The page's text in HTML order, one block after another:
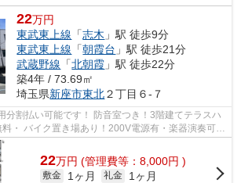
22万円
東武東上線 「志木 」駅 徒歩9分
東武東上線 「朝霞台 」駅 徒歩21分
武蔵野線 「北朝霞 」駅 徒歩22分
築4年 / 73.69㎡
埼玉県新座市東北２丁目６-７
分割払い可能です！ 防音室つき！3階建てテラスハ
・ バイク置き場あり！200V電源有・楽器演奏可・
相談可・玄関に...
22万円 (管理費等：8,000円 )
敷金 1ヶ月 礼金
1ヶ月